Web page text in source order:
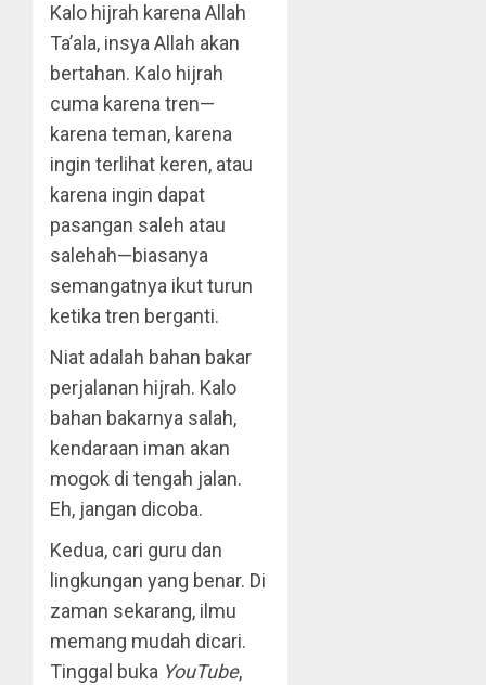
Kalo hijrah karena Allah
Ta’ala, insya Allah akan
bertahan. Kalo hijrah
cuma karena tren—
karena teman, karena
ingin terlihat keren, atau
karena ingin dapat
pasangan saleh atau
salehah—biasanya
semangatnya ikut turun
ketika tren berganti.
Niat adalah bahan bakar
perjalanan hijrah. Kalo
bahan bakarnya salah,
kendaraan iman akan
mogok di tengah jalan.
Eh, jangan dicoba.
Kedua, cari guru dan
lingkungan yang benar. Di
zaman sekarang, ilmu
memang mudah dicari.
Tinggal buka YouTube,